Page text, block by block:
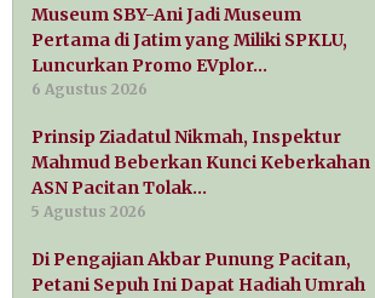
Museum SBY-Ani Jadi Museum
Pertama di Jatim yang Miliki SPKLU,
Luncurkan Promo EVplor…
6 Agustus 2026
Prinsip Ziadatul Nikmah, Inspektur
Mahmud Beberkan Kunci Keberkahan
ASN Pacitan Tolak…
5 Agustus 2026
Di Pengajian Akbar Punung Pacitan,
Petani Sepuh Ini Dapat Hadiah Umrah